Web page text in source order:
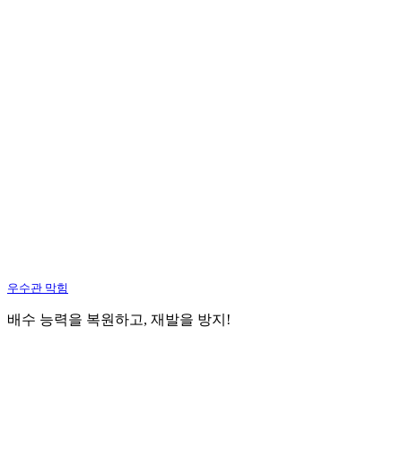
우수관 막힘
배수 능력을 복원하고, 재발을 방지!